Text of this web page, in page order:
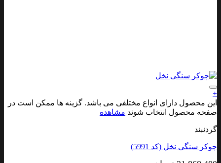
افزودن به علاقه مندی ها+
این محصول دارای انواع مختلفی می باشد. گزینه ها ممکن است در
صفحه محصول انتخاب شوند مشاهده
گردنبند
چوکر سنگی نخل (کد 5991)